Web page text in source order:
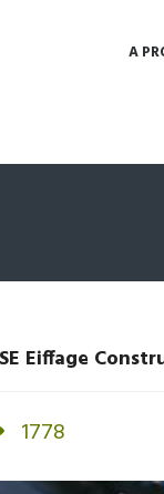
A
Eiffage
1778